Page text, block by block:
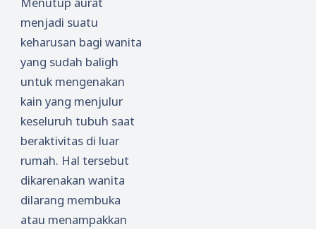
menjadi suatu
keharusan bagi wanita
yang sudah baligh
untuk mengenakan
kain yang menjulur
keseluruh tubuh saat
beraktivitas di luar
rumah. Hal tersebut
dikarenakan wanita
dilarang membuka
atau menampakkan